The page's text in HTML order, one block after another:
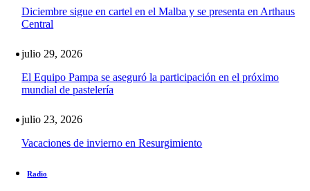
Diciembre sigue en cartel en el Malba y se presenta en Arthaus
Central
julio 29, 2026
El Equipo Pampa se aseguró la participación en el próximo
mundial de pastelería
julio 23, 2026
Vacaciones de invierno en Resurgimiento
Radio